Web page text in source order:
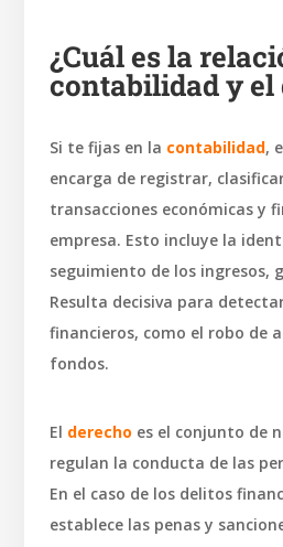
¿Cuál es la
contabilidad y el
Si te fijas en la contabilidad,
encarga de registrar,
transacciones económicas y
empresa. Esto incluye la
seguimiento de los ingresos,
Resulta decisiva para
financieros, como el robo de
fondos.
El derecho es el conjunto de
regulan la conducta de las
En el caso de los delitos
establece las penas y